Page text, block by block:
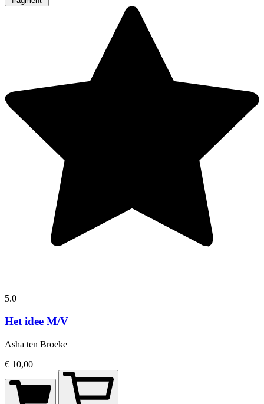
5.0
Het idee M/V
Asha ten Broeke
€ 10,00